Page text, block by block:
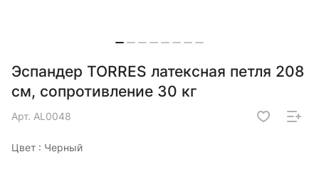
Эспандер TORRES латексная петля 208
см, сопротивление 30 кг
Арт. AL0048
Цвет : Черный